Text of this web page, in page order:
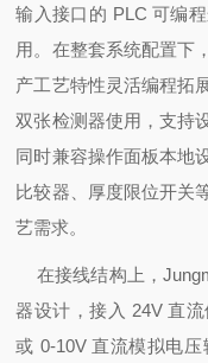
输入接口的 PLC 可编
用。在整套系统配置下
产工艺特性灵活编程拓
双张检测器使用，支持
同时兼容操作面板本地
比较器、厚度限位开关
艺需求。
在接线结构上，
器设计，接入 24V 直
或 0-10V 直流模拟电